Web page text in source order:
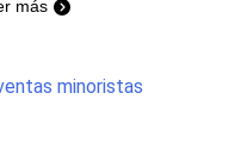
de Jujuy y volvió
momento de su relación
gran paridad para 2027
más